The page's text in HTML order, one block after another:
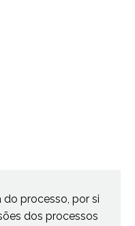
do processo, por si
dos processos